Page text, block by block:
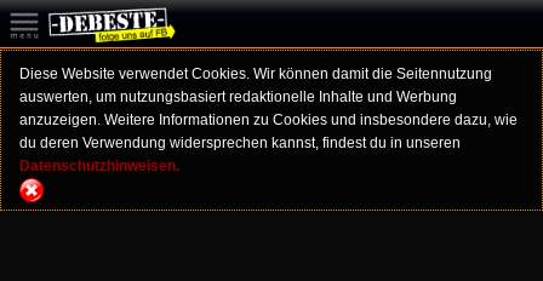
Diese Website verwendet Cookies. Wir können damit die Seitennutzung
auswerten, um nutzungsbasiert redaktionelle Inhalte und Werbung
anzuzeigen. Weitere Informationen zu Cookies und insbesondere dazu, wie
du deren Verwendung widersprechen kannst, findest du in unseren
Datenschutzhinweisen.